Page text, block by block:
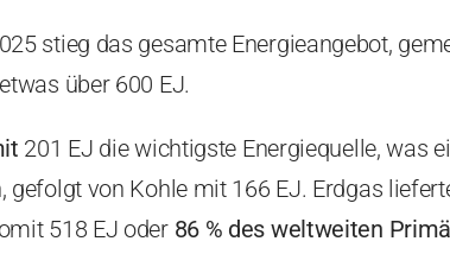
stieg das gesamte Energieangebot,
über 600 EJ.
201 EJ die wichtigste Energiequelle, was
gefolgt von Kohle mit 166 EJ. Erdgas
518 EJ oder 86 % des weltweiten